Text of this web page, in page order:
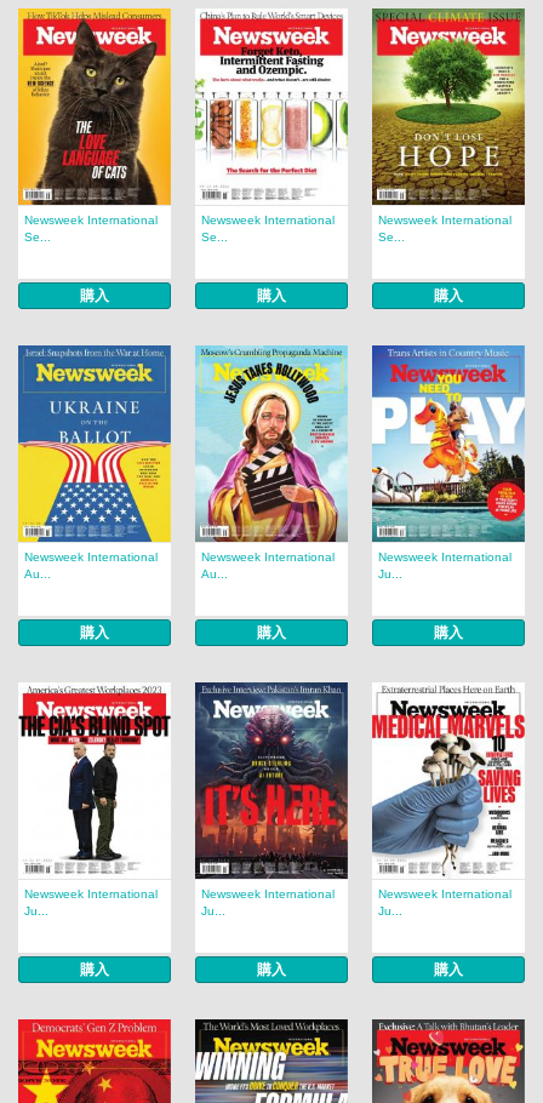
Newsweek International
Se...
購入
Newsweek International
Se...
購入
Newsweek International
Se...
購入
Newsweek International
Au...
購入
Newsweek International
Au...
購入
Newsweek International
Ju...
購入
Newsweek International
Ju...
購入
Newsweek International
Ju...
購入
Newsweek International
Ju...
購入